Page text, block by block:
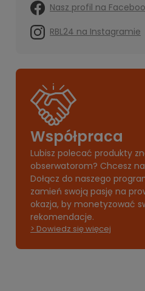
Nasz profil na
RBL24 na Instagramie
Współpraca
Lubisz polecać produkty
obserwatorom? Chcesz
Dołącz do naszego
zamień swoją pasję na
okazja, by monetyzować
rekomendacje.
> Dowiedz się więcej